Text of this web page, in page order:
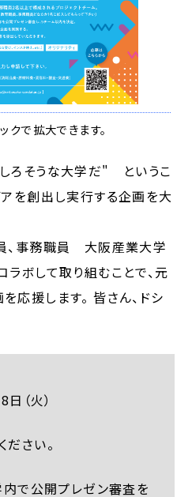
クで拡大できます。
そうな大学だ" というこ
を創出し実行する企画を大
、事務職員 大阪産業大学
ボして取り組むことで、元
応援します。 皆さん、ドシ
（火）
ださい。
で公開プレゼン審査を